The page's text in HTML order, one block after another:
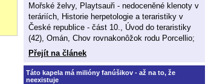
Mořské želvy, Playtsauři - nedoceněné klenoty v
teráriích, Historie herpetologie a teraristiky v
České republice - část 10., Úvod do teraristiky
(42), Omán, Chov rovnakonôžok rodu Porcellio;
Přejít na článek
Táto kapela má milióny fanúšikov - až na to, že
neexistuje